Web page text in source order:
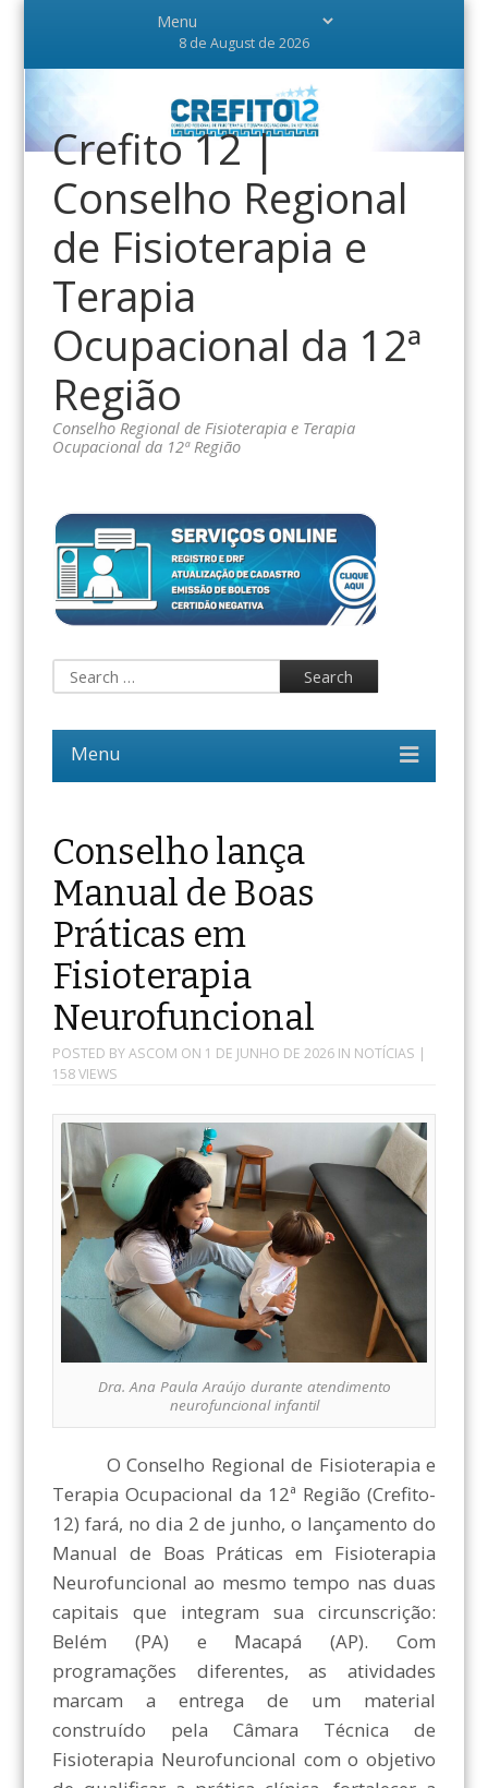
8 de August de 2026
Crefito 12 |
Conselho Regional
de Fisioterapia e
Terapia
Ocupacional da 12ª
Região
Conselho Regional de Fisioterapia e Terapia
Ocupacional da 12ª Região
Conselho lança
Manual de Boas
Práticas em
Fisioterapia
Neurofuncional
POSTED BYASCOM ON 1 DE JUNHO DE 2026IN NOTÍCIAS |
158 VIEWS
Dra. Ana Paula Araújo durante atendimento
neurofuncional infantil
O Conselho Regional de Fisioterapia e
Terapia Ocupacional da 12ª Região (Crefito-
12) fará, no dia 2 de junho, o lançamento do
Manual de Boas Práticas em Fisioterapia
Neurofuncional ao mesmo tempo nas duas
capitais que integram sua circunscrição:
Belém (PA) e Macapá (AP). Com
programações diferentes, as atividades
marcam a entrega de um material
construído pela Câmara Técnica de
Fisioterapia Neurofuncional com o objetivo